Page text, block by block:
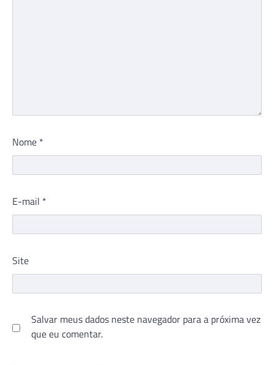
Nome *
E-mail *
Site
Salvar meus dados neste navegador para a próxima vez
que eu comentar.